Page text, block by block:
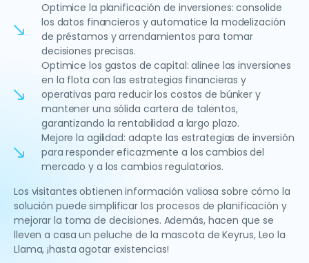
Optimice la planificación de inversiones: consolide
los datos financieros y automatice la modelización
de préstamos y arrendamientos para tomar
decisiones precisas.
Optimice los gastos de capital: alinee las inversiones
en la flota con las estrategias financieras y
operativas para reducir los costos de búnker y
mantener una sólida cartera de talentos,
garantizando la rentabilidad a largo plazo.
Mejore la agilidad: adapte las estrategias de inversión
para responder eficazmente a los cambios del
mercado y a los cambios regulatorios.
Los visitantes obtienen información valiosa sobre cómo la
solución puede simplificar los procesos de planificación y
mejorar la toma de decisiones. Además, hacen que se
lleven a casa un peluche de la mascota de Keyrus, Leo la
Llama, ¡hasta agotar existencias!